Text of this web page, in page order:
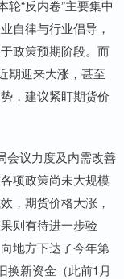
“反内卷”主要集中
自律与行业倡导，
政策预期阶段。而
期迎来大涨，甚至
，建议紧盯期货价
议力度及内需改善
项政策尚未大规模
，期货价格大涨，
则有待进一步验
地方下达了今年第
换新资金（此前1月